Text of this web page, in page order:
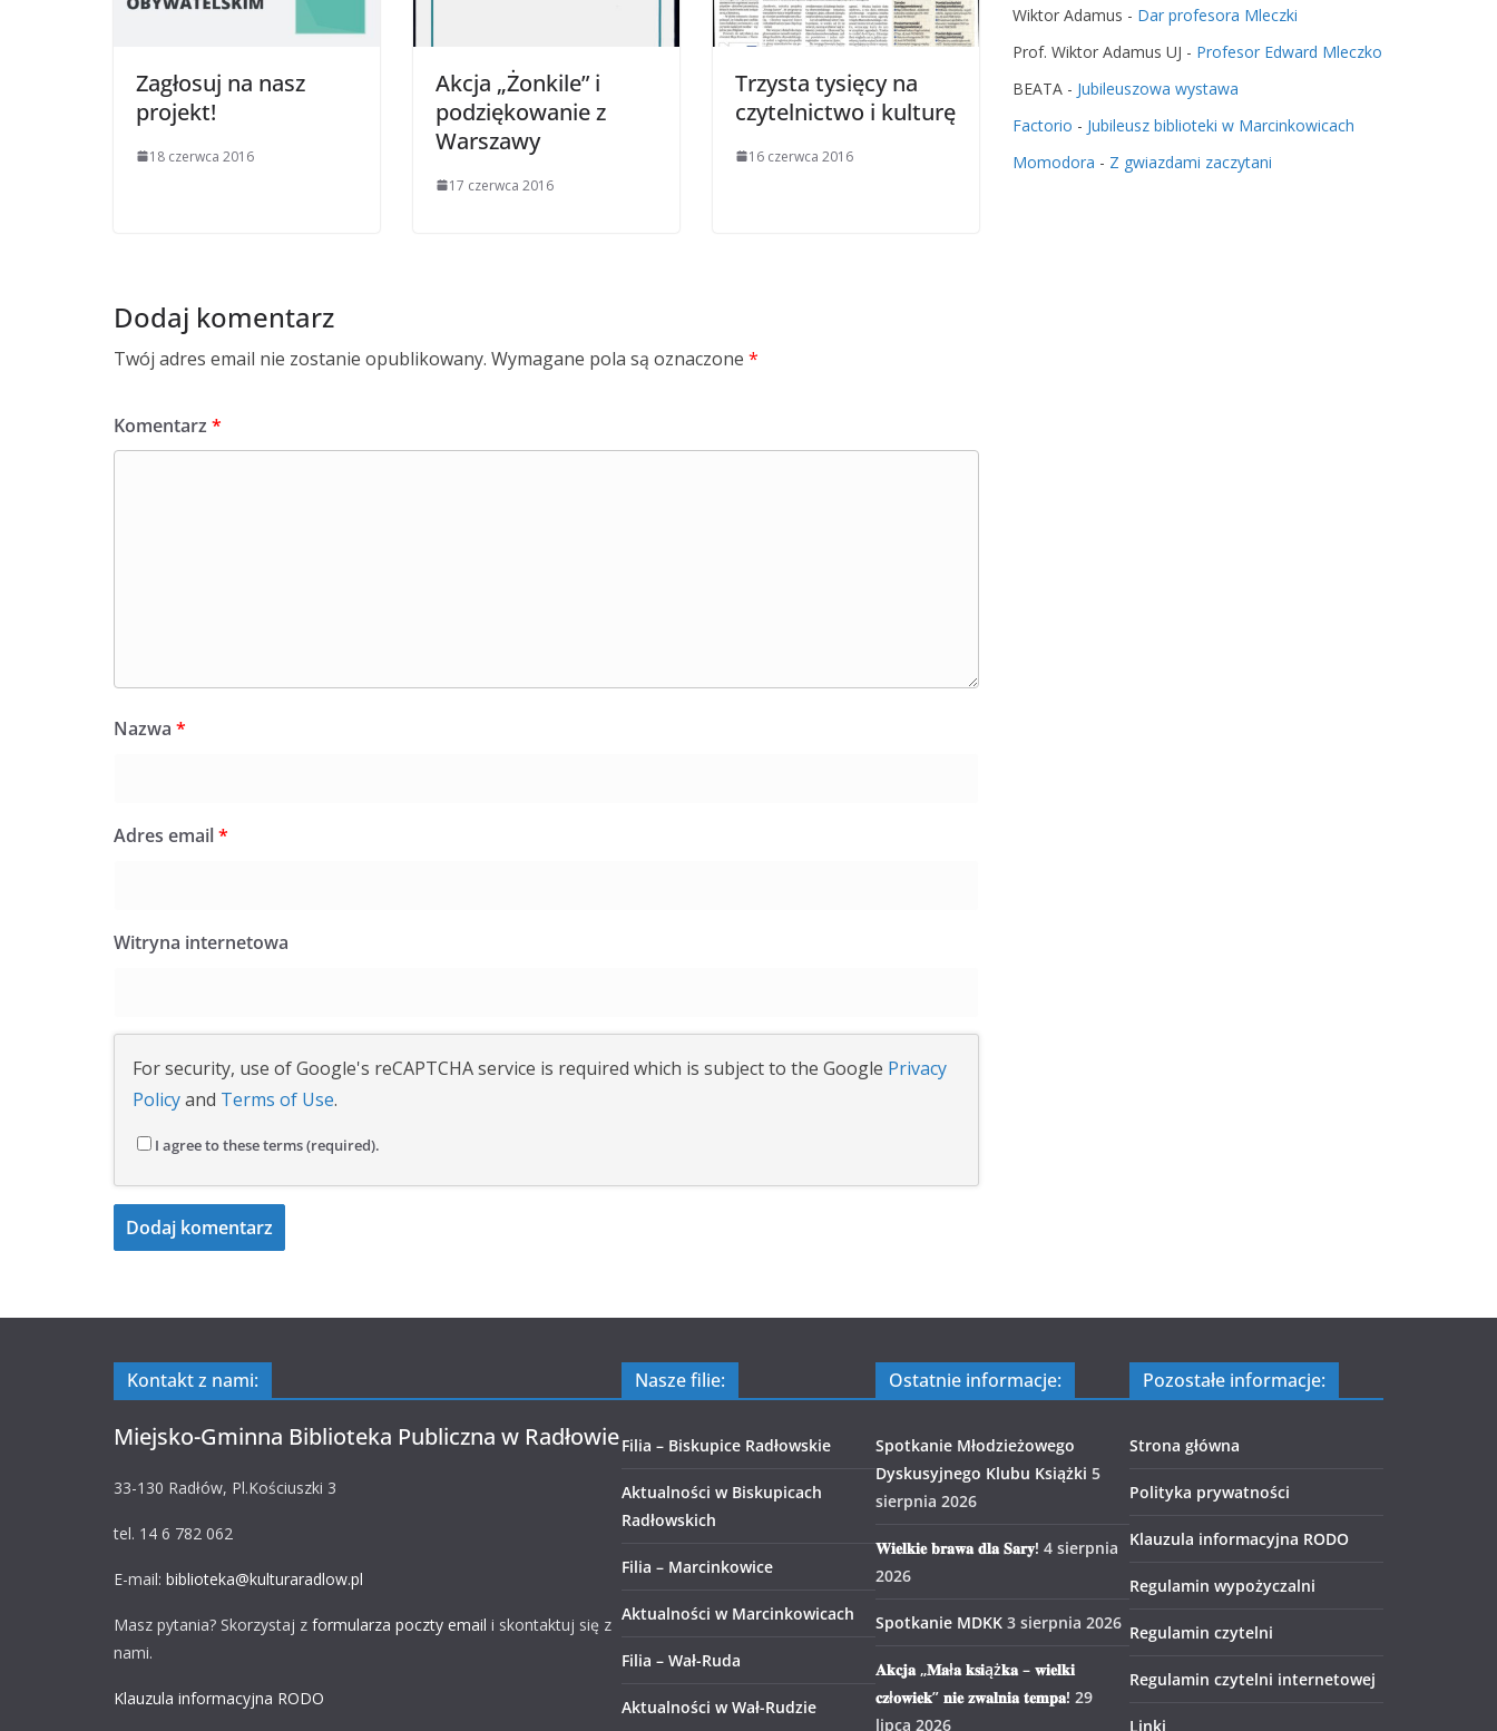
Zagłosuj na nasz
projekt!
18 czerwca 2016
Akcja „Żonkile” i
podziękowanie z
Warszawy
17 czerwca 2016
Trzysta tysięcy na
czytelnictwo i kulturę
16 czerwca 2016
Dodaj komentarz
Twój adres email nie zostanie opublikowany. Wymagane pola są oznaczone *
Komentarz *
Nazwa *
Adres email*
Witryna internetowa
For security, use of Google's reCAPTCHA service is required which is subject to the Google Privacy
Policyand Terms of Use.
I agree to these terms (required).
Wiktor Adamus - Dar profesora Mleczki
Prof. Wiktor Adamus UJ - Profesor Edward Mleczko
BEATA - Jubileuszowa wystawa
Factorio - Jubileusz biblioteki w Marcinkowicach
Momodora - Z gwiazdami zaczytani
Kontakt z nami:
Miejsko-Gminna Biblioteka Publiczna w Radłowie
33-130 Radłów, Pl.Kościuszki 3
tel. 14 6 782 062
E-mail: biblioteka@kulturaradlow.pl
Masz pytania? Skorzystaj z formularza poczty email i skontaktuj się z
nami.
Klauzula informacyjna RODO
Nasze filie:
Filia – Biskupice Radłowskie
Aktualności w Biskupicach
Radłowskich
Filia – Marcinkowice
Aktualności w Marcinkowicach
Filia – Wał-Ruda
Aktualności w Wał-Rudzie
Ostatnie informacje:
Spotkanie Młodzieżowego
Dyskusyjnego Klubu Książki 5
sierpnia 2026
𝐖𝐢𝐞𝐥𝐤𝐢𝐞 𝐛𝐫𝐚𝐰𝐚 𝐝𝐥𝐚 𝐒𝐚𝐫𝐲! 4 sierpnia
2026
Spotkanie MDKK 3 sierpnia 2026
𝐀𝐤𝐜𝐣𝐚 „𝐌𝐚ł𝐚 𝐤𝐬𝐢ąż𝐤𝐚 – 𝐰𝐢𝐞𝐥𝐤𝐢
𝐜𝐳ł𝐨𝐰𝐢𝐞𝐤” 𝐧𝐢𝐞 𝐳𝐰𝐚𝐥𝐧𝐢𝐚 𝐭𝐞𝐦𝐩𝐚! 29
lipca 2026
Pozostałe informacje:
Strona główna
Polityka prywatności
Klauzula informacyjna RODO
Regulamin wypożyczalni
Regulamin czytelni
Regulamin czytelni internetowej
Linki